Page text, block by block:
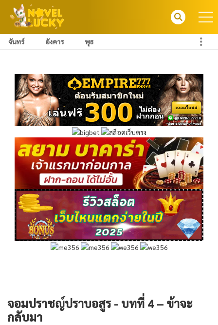
จันทร์ อังคาร พุธ
จอมปราชญ์ปราบอสูร - บทที่ 4 – ข้าจะ
กลับมา